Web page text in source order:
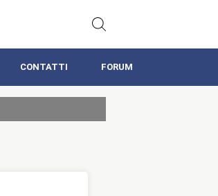
CONTATTI FORUM